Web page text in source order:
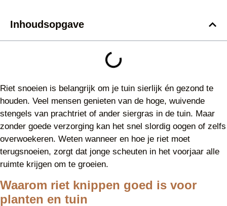
Inhoudsopgave
Riet snoeien is belangrijk om je tuin sierlijk én gezond te
houden. Veel mensen genieten van de hoge, wuivende
stengels van prachtriet of ander siergras in de tuin. Maar
zonder goede verzorging kan het snel slordig oogen of zelfs
overwoekeren. Weten wanneer en hoe je riet moet
terugsnoeien, zorgt dat jonge scheuten in het voorjaar alle
ruimte krijgen om te groeien.
Waarom riet knippen goed is voor
planten en tuin